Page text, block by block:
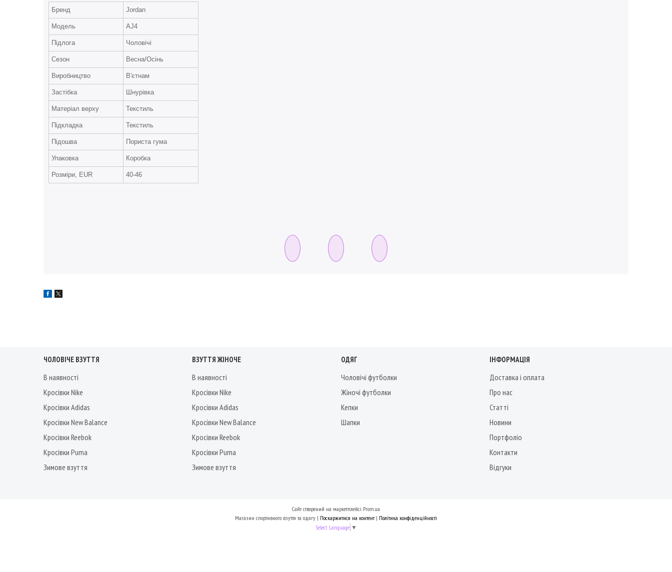
Бренд Jordan
Модель AJ4
Підлога Чоловічі
Сезон Весна/Осінь
Виробництво В'єтнам
Застібка Шнурівка
Матеріал верху Текстиль
Підкладка Текстиль
Підошва Пориста гума
Упаковка Коробка
Розміри, EUR 40-46
ЧОЛОВІЧЕ ВЗУТТЯ
В наявності
Кросівки Nike
Кросівки Adidas
Кросівки New Balance
Кросівки Reebok
Кросівки Puma
Зимове взуття
ВЗУТТЯ ЖІНОЧЕ
В наявності
Кросівки Nike
Кросівки Adidas
Кросівки New Balance
Кросівки Reebok
Кросівки Puma
Зимове взуття
ОДЯГ
Чоловічі футболки
Жіночі футболки
Кепки
Шапки
ІНФОРМАЦІЯ
Доставка і оплата
Про нас
Статті
Новини
Портфоліо
Контакти
Відгуки
Сайт створений на маркетплейсі Prom.ua
Магазин спортивного взуття та одягу | Поскаржитися на контент | Політика конфіденційності
Select Language ▼